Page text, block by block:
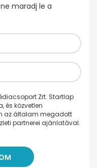
maradj le a
Zrt. Startlap
és közvetlen
az általam megadott
partnerei ajánlatával.